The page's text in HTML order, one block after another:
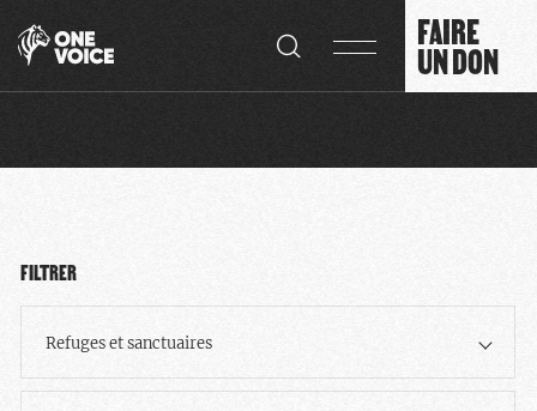
FAIRE
UN DON
FILTRER
Refuges et sanctuaires